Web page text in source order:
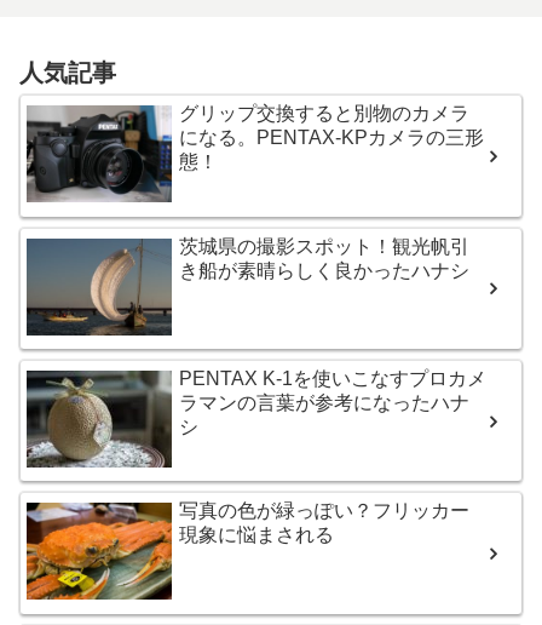
人気記事
グリップ交換すると別物のカメラ
になる。PENTAX-KPカメラの三形
態！
茨城県の撮影スポット！観光帆引
き船が素晴らしく良かったハナシ
PENTAX K-1を使いこなすプロカメ
ラマンの言葉が参考になったハナ
シ
写真の色が緑っぽい？フリッカー
現象に悩まされる